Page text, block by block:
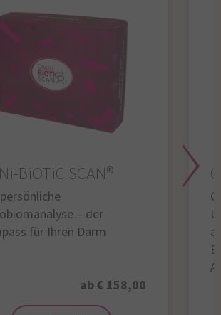
BiOTiC SCAN®
– der
für Ihren Darm
ab € 158,00